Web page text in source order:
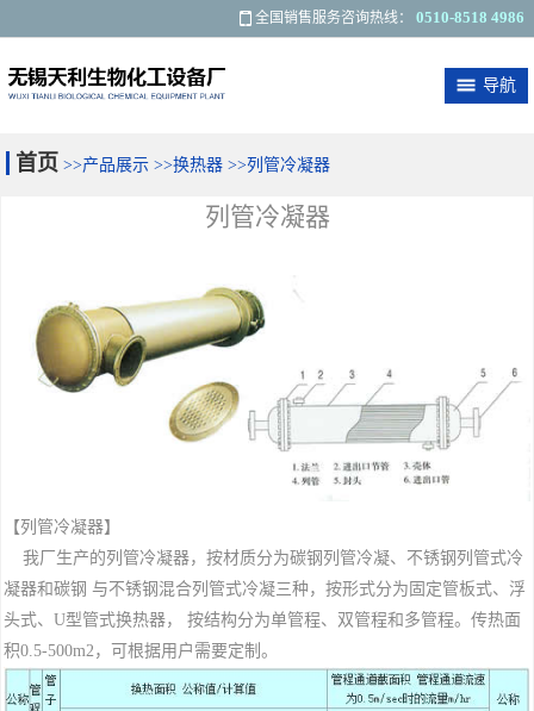
全国销售服务咨询热线： 0510-8518 4986
导航
关于我们 最新资讯 产品展示
联系我们
首页 >>产品展示 >>换热器 >>列管冷凝器
列管冷凝器
【列管冷凝器】
我厂生产的列管冷凝器，按材质分为碳钢列管冷凝、不锈钢列管式冷
凝器和碳钢 与不锈钢混合列管式冷凝三种，按形式分为固定管板式、浮
头式、U型管式换热器， 按结构分为单管程、双管程和多管程。传热面
积0.5-500m2，可根据用户需要定制。